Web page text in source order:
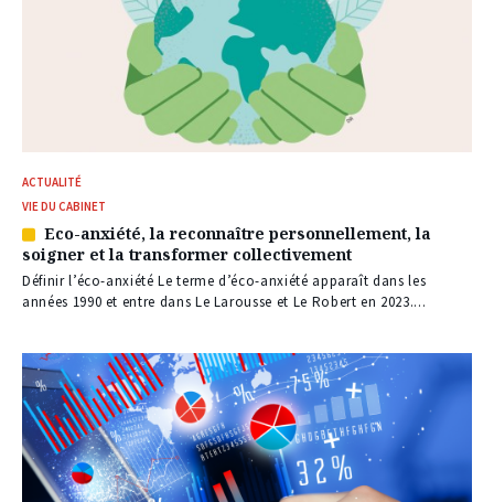
ACTUALITÉ
VIE DU CABINET
Article
réservé
à
nos
Eco-anxiété, la reconnaître personnellement, la
soigner et la transformer collectivement
Définir l’éco-anxiété Le terme d’éco-anxiété apparaît dans les
années 1990 et entre dans Le Larousse et Le Robert en 2023....